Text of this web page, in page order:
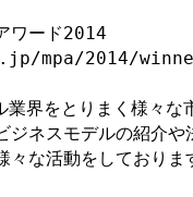
ワード2014
mpa/2014/
業界をとりまく様々な
ジネスモデルの紹介や
な活動をしておりま